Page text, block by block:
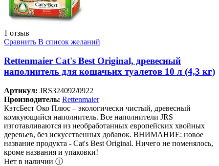
1 отзыв
Сравнить В список желаний
Rettenmaier Cat's Best Original, древесный
наполнитель для кошачьих туалетов 10 л (4,3 кг)
Артикул: JRS324092/0922
Производитель: Rettenmaier
КэтсБест Око Плюс – экологически чистый, древесный
комкующийся наполнитель. Все наполнители JRS
изготавливаются из необработанных европейских хвойных
деревьев, без искусственных добавок. ВНИМАНИЕ: новое
название продукта - Cat's Best Original. Ничего не поменялось,
кроме названия и упаковки!
Нет в наличии ⓘ